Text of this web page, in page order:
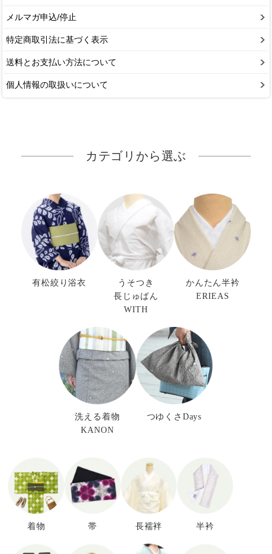
メルマガ申込/停止
特定商取引法に基づく表示
送料とお支払い方法について
個人情報の取扱いについて
カテゴリから選ぶ
有松絞り浴衣
うそつき
長じゅばん
WITH
かんたん半衿
ERIEAS
洗える着物
KANON
つゆくさDays
着物 帯 長襦袢 半衿